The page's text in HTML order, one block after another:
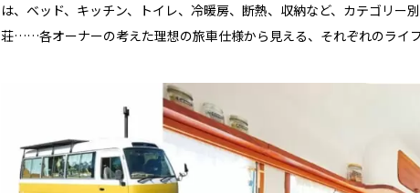
は、ベッド、キッチン、トイレ、冷暖房、断熱、収納など、カテゴリー
荘……各オーナーの考えた理想の旅車仕様から見える、それぞれのライ